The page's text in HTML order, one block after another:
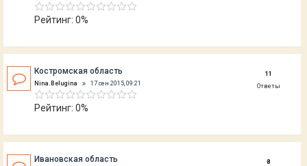
Рейтинг: 0%
Костромская область
Nina.Belugina 17 сен 2015, 09:21
Рейтинг: 0%
11
Ответы
Ивановская область
8